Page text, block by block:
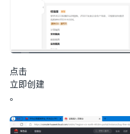
点击
立即创建
。